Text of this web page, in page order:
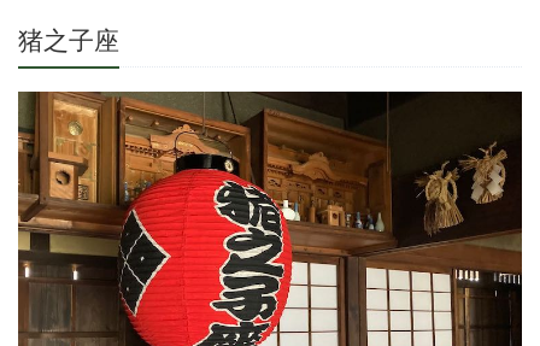
猪之子座